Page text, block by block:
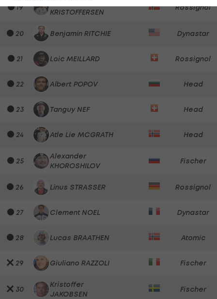
19
KRISTOFFERSEN
Rossignol
20 Benjamin RITCHIE Dynastar
21 Loic MEILLARD Rossignol
22 Albert POPOV Head
23 Tanguy NEF Head
24 Atle Lie MCGRATH Head
25
Alexander
KHOROSHILOV
Fischer
26 Linus STRASSER Rossignol
27 Clement NOEL Dynastar
28 Lucas BRAATHEN Atomic
29 Giuliano RAZZOLI Fischer
30
Kristoffer
JAKOBSEN
Fischer